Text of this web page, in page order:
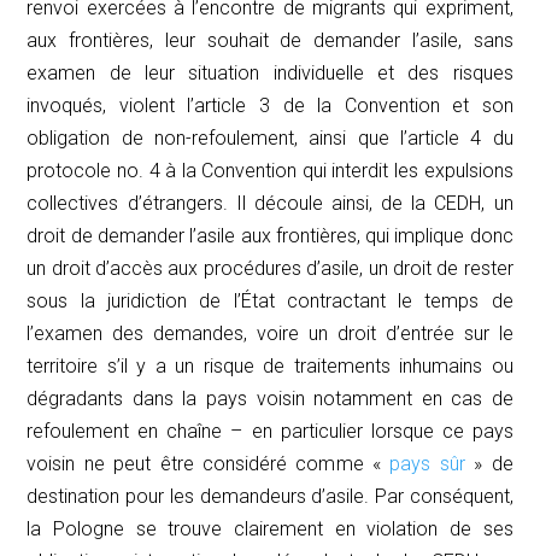
renvoi exercées à l’encontre de migrants qui expriment,
aux frontières, leur souhait de demander l’asile, sans
examen de leur situation individuelle et des risques
invoqués, violent l’article 3 de la Convention et son
obligation de non-refoulement, ainsi que l’article 4 du
protocole no. 4 à la Convention qui interdit les expulsions
collectives d’étrangers. Il découle ainsi, de la CEDH, un
droit de demander l’asile aux frontières, qui implique donc
un droit d’accès aux procédures d’asile, un droit de rester
sous la juridiction de l’État contractant le temps de
l’examen des demandes, voire un droit d’entrée sur le
territoire s’il y a un risque de traitements inhumains ou
dégradants dans la pays voisin notamment en cas de
refoulement en chaîne – en particulier lorsque ce pays
voisin ne peut être considéré comme « pays sûr » de
destination pour les demandeurs d’asile. Par conséquent,
la Pologne se trouve clairement en violation de ses